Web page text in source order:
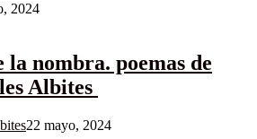
2024
la nombra. poemas de
Albites
22 mayo, 2024